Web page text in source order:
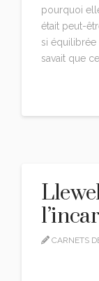
pourquoi
était peut-
si équilibrée
savait que ce
CARNETS